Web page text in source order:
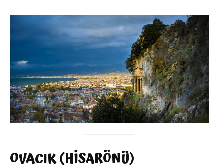
OVACIK (HİSARÖNÜ)